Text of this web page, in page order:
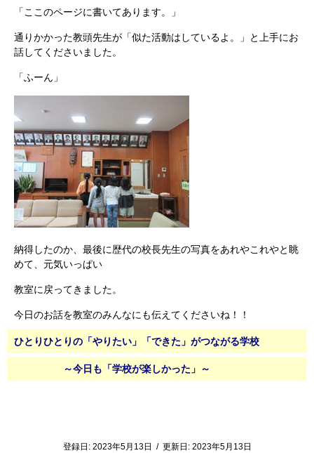
「ここのページに書いてあります。」
通りかかった教頭先生が「似た活動はしているよ。」と上手にお
話してくださいました。
「ふーん」
納得したのか、最後に歴代の校長先生の写真をあれやこれやと眺
めて、元気いっぱい
教室に戻ってきました。
今日のお話を教室のみんなにも伝えてくださいね！！
ひとりひとりの「やりたい」「できた」がつながる学校
～今日も「学校が楽しかった」～
登録日: 2023年5月13日 / 更新日: 2023年5月13日